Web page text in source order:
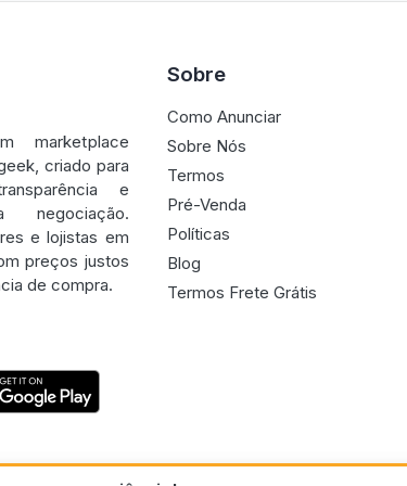
criado para
e
e lojistas em
preços justos
de compra.
Sobre
Como Anunciar
Sobre Nós
Termos
Pré-Venda
Políticas
Blog
Termos Frete Grátis